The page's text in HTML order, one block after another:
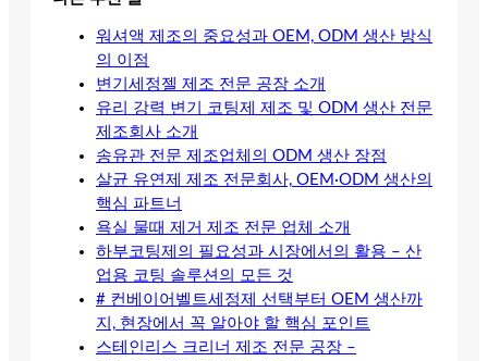
워셔액 제조의 중요성과 OEM, ODM 생산 방식
의 이점
변기세정젤 제조 전문 공장 소개
유리 강력 변기 코팅제 제조 및 ODM 생산 전문
제조회사 소개
송유관 전문 제조업체의 ODM 생산 장점
살균 유연제 제조 전문회사, OEM·ODM 생산의
핵심 파트너
욕실 물때 제거 제조 전문 업체 소개
하부코팅제의 필요성과 시장에서의 활용 – 산
업용 코팅 솔루션의 모든 것
# 컨베이어벨트세정제 선택부터 OEM 생산까
지, 현장에서 꼭 알아야 할 핵심 포인트
스테인리스 크리너 제조 전문 공장 –